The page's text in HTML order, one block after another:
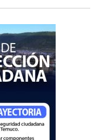
: